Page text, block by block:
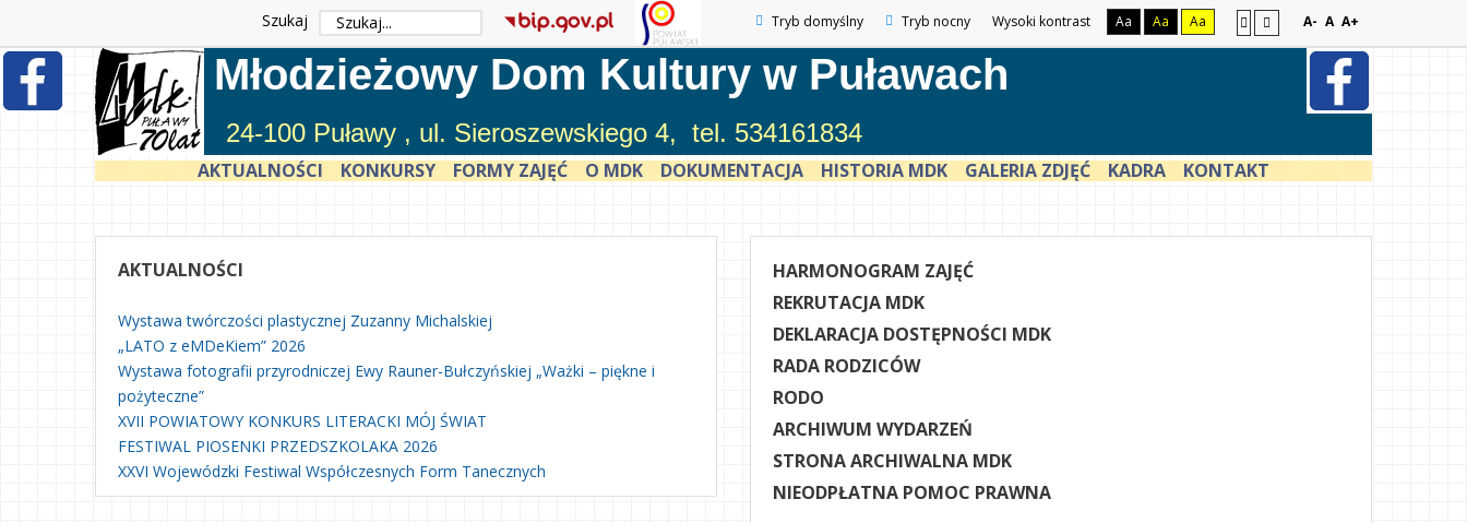
Tryb domyślny Tryb nocny Wysoki kontrast Aa Aa Aa A- A A+
Szukaj
Młodzieżowy Dom Kultury w Puławach
24-100 Puławy , ul. Sieroszewskiego 4, tel. 534161834
AKTUALNOŚCI KONKURSY FORMY ZAJĘĆ O MDK DOKUMENTACJA HISTORIA MDK GALERIA ZDJĘĆ KADRA KONTAKT
AKTUALNOŚCI
Wystawa twórczości plastycznej Zuzanny Michalskiej
„LATO z eMDeKiem” 2026
Wystawa fotografii przyrodniczej Ewy Rauner-Bułczyńskiej „Ważki – piękne i
pożyteczne”
XVII POWIATOWY KONKURS LITERACKI MÓJ ŚWIAT
FESTIWAL PIOSENKI PRZEDSZKOLAKA 2026
XXVI Wojewódzki Festiwal Współczesnych Form Tanecznych
HARMONOGRAM ZAJĘĆ
REKRUTACJA MDK
DEKLARACJA DOSTĘPNOŚCI MDK
RADA RODZICÓW
RODO
ARCHIWUM WYDARZEŃ
STRONA ARCHIWALNA MDK
NIEODPŁATNA POMOC PRAWNA